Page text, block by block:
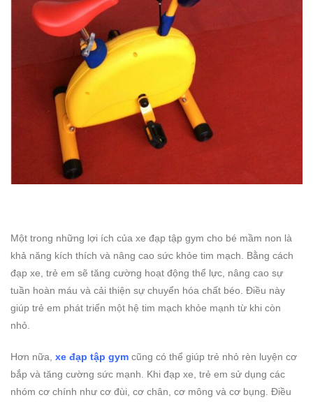
Một trong những lợi ích của xe đạp tập gym cho bé mầm non là
khả năng kích thích và nâng cao sức khỏe tim mạch. Bằng cách
đạp xe, trẻ em sẽ tăng cường hoạt động thể lực, nâng cao sự
tuần hoàn máu và cải thiện sự chuyển hóa chất béo. Điều này
giúp trẻ em phát triển một hệ tim mạch khỏe mạnh từ khi còn
nhỏ.
Hơn nữa, xe đạp tập gym cũng có thể giúp trẻ nhỏ rèn luyện cơ
bắp và tăng cường sức mạnh. Khi đạp xe, trẻ em sử dụng các
nhóm cơ chính như cơ đùi, cơ chân, cơ mông và cơ bụng. Điều